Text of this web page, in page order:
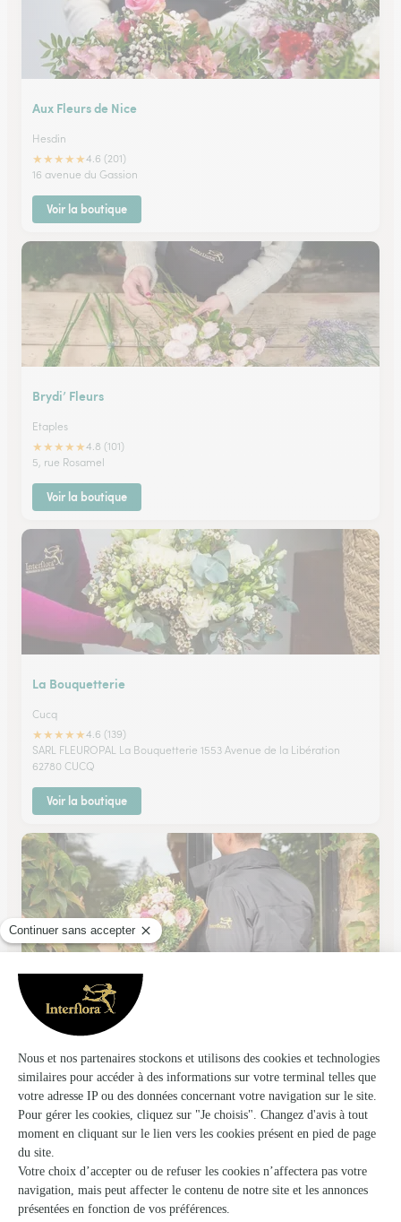
Aux Fleurs de Nice
Hesdin
★★★★★4.6 (201)
16 avenue du Gassion
Voir la boutique
Brydi’ Fleurs
Etaples
★★★★★4.8 (101)
5, rue Rosamel
Voir la boutique
La Bouquetterie
Cucq
★★★★★4.6 (139)
SARL FLEUROPAL La Bouquetterie 1553 Avenue de la Libération
62780 CUCQ
Voir la boutique
Nadine et Regis Fleurs
Rang du Fliers
★★★4.4 (70)
199, route de Montreuil
Voir la boutique